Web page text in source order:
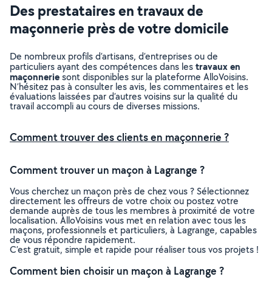
Des prestataires en travaux de
maçonnerie près de votre domicile
De nombreux profils d’artisans, d’entreprises ou de
particuliers ayant des compétences dans lestravaux en
maçonneriesont disponibles sur la plateforme AlloVoisins.
N’hésitez pas à consulter les avis, les commentaires et les
évaluations laissées par d’autres voisins sur la qualité du
travail accompli au cours de diverses missions.
Comment trouver des clients en maçonnerie ?
Comment trouver un maçon à Lagrange ?
Vous cherchez un maçon près de chez vous ? Sélectionnez
directement les offreurs de votre choix ou postez votre
demande auprès de tous les membres à proximité de votre
localisation. AlloVoisins vous met en relation avec tous les
maçons, professionnels et particuliers, à Lagrange, capables
de vous répondre rapidement.
C’est gratuit, simple et rapide pour réaliser tous vos projets !
Comment bien choisir un maçon à Lagrange ?